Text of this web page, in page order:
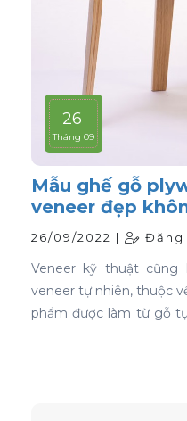
26
Tháng 09
Mẫu ghế gỗ
veneer đẹp
26/09/2022 | Đăng
Veneer kỹ thuật
veneer tự nhiên, thuộc
phẩm được làm từ gỗ